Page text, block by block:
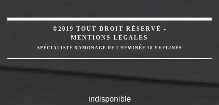
©2019 TOUT DROIT RÉSERVÉ -
MENTIONS LÉGALES
SPÉCIALISTE RAMONAGE DE CHEMINÉE 78 YVELINES
indisponible